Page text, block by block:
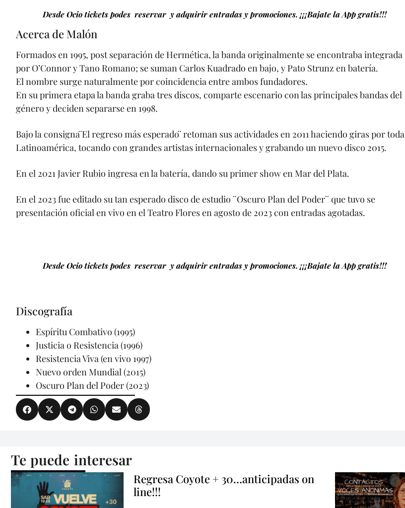
Desde Ocio tickets podes reservar y adquirir entradas y promociones. ¡¡¡Bajate la App gratis!!!
Acerca de Malón
Formados en 1995, post separación de Hermética, la banda originalmente se encontraba integrada
por O’Connor y Tano Romano; se suman Carlos Kuadrado en bajo, y Pato Strunz en batería.
El nombre surge naturalmente por coincidencia entre ambos fundadores.
En su primera etapa la banda graba tres discos, comparte escenario con las principales bandas del
género y deciden separarse en 1998.
Bajo la consigna ̈El regreso más esperado ̈ retoman sus actividades en 2011 haciendo giras por toda
Latinoamérica, tocando con grandes artistas internacionales y grabando un nuevo disco 2015.
En el 2021 Javier Rubio ingresa en la batería, dando su primer show en Mar del Plata.
En el 2023 fue editado su tan esperado disco de estudio ¨Oscuro Plan del Poder¨ que tuvo se
presentación oficial en vivo en el Teatro Flores en agosto de 2023 con entradas agotadas.
Desde Ocio tickets podes reservar y adquirir entradas y promociones. ¡¡¡Bajate la App gratis!!!
Discografía
Espíritu Combativo (1995)
Justicia o Resistencia (1996)
Resistencia Viva (en vivo 1997)
Nuevo orden Mundial (2015)
Oscuro Plan del Poder (2023)
Te puede interesar
Regresa Coyote + 30…anticipadas on
line!!!